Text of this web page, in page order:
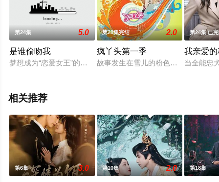
第24集 5.0
是谁偷吻我
梦想成为“恋爱女王”的韩婷婷，是一家恋爱游戏公司的白领策
第28集完结 2.0
疯丫头第一季
故事发生在雪儿的粉色卧室里，这既
第24集 已
我亲爱
当全能忠
相关推荐
第6集 3.0 第10集 2.0 第18集